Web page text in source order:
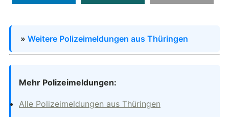
» Weitere Polizeimeldungen aus Thüringen
Mehr Polizeimeldungen:
Alle Polizeimeldungen aus Thüringen